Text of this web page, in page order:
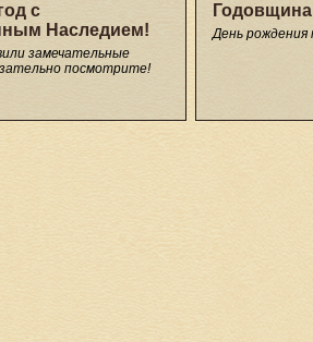
с
Наследием!
замечательные
посмотрите!
Годовщина
День рождения